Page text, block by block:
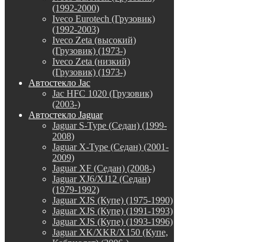
(1992-2000)
Iveco Eurotech (Грузовик)
(1992-2003)
Iveco Zeta (высокий)
(Грузовик) (1973-)
Iveco Zeta (низкий)
(Грузовик) (1973-)
Автостекло Jac
Jac HFC 1020 (Грузовик)
(2003-)
Автостекло Jaguar
Jaguar S-Type (Седан) (1999-
2008)
Jaguar X-Type (Седан) (2001-
2009)
Jaguar XF (Седан) (2008-)
Jaguar XJ6/XJ12 (Седан)
(1979-1992)
Jaguar XJS (Купе) (1975-1990)
Jaguar XJS (Купе) (1991-1993)
Jaguar XJS (Купе) (1993-1996)
Jaguar XK/XKR/X150 (Купе,